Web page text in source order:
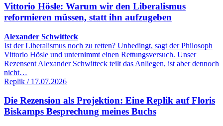
Vittorio Hösle: Warum wir den Liberalismus
reformieren müssen, statt ihn aufzugeben
Alexander Schwitteck
Ist der Liberalismus noch zu retten? Unbedingt, sagt der Philosoph
Vittorio Hösle und unternimmt einen Rettungsversuch. Unser
Rezensent Alexander Schwitteck teilt das Anliegen, ist aber dennoch
nicht…
Replik / 17.07.2026
Die Rezension als Projektion: Eine Replik auf Floris
Biskamps Besprechung meines Buchs